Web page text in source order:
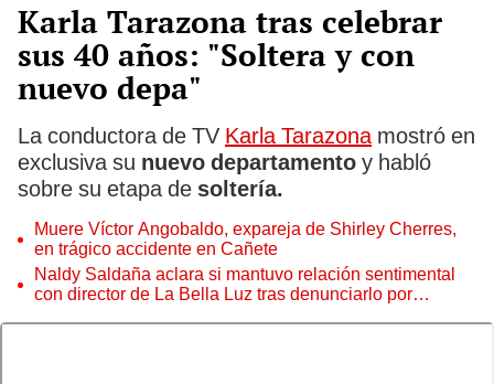
Karla Tarazona tras celebrar
sus 40 años: "Soltera y con
nuevo depa"
La conductora de TV Karla Tarazonamostró en
exclusiva su nuevo departamento y habló
sobre su etapa de soltería.
Muere Víctor Angobaldo, expareja de Shirley Cherres,
en trágico accidente en Cañete
Naldy Saldaña aclara si mantuvo relación sentimental
con director de La Bella Luz tras denunciarlo por